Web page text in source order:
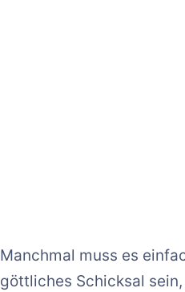
Manchmal muss es
göttliches Schicksal